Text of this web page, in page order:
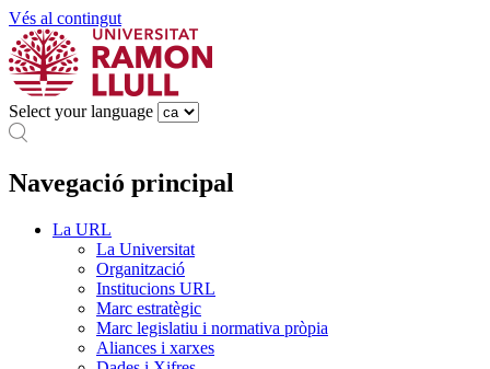
Vés al contingut
Select your language
Navegació principal
La URL
La Universitat
Organització
Institucions URL
Marc estratègic
Marc legislatiu i normativa pròpia
Aliances i xarxes